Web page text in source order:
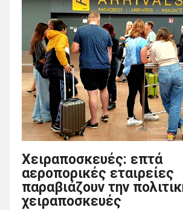
Χειραποσκευές: επτά
αεροπορικές εταιρείες
παραβιάζουν την
χειραποσκευές